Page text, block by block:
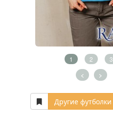
1 2 3
< >
Другие футболки